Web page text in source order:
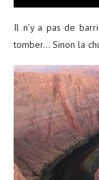
Il n’y a pas de
tomber… Sinon la